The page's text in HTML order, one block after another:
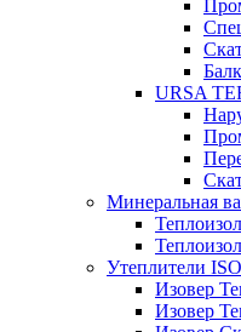
URSA
Минеральная
Утеплители
Изовер
Изовер